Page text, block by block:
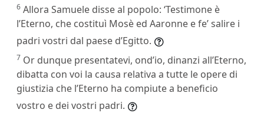
6 Allora Samuele disse al popolo: ‘Testimone è
l’Eterno, che costituì Mosè ed Aaronne e fe’ salire i
padri vostri dal paese d’Egitto.
7 Or dunque presentatevi, ond’io, dinanzi all’Eterno,
dibatta con voi la causa relativa a tutte le opere di
giustizia che l’Eterno ha compiute a beneficio
vostro e dei vostri padri.